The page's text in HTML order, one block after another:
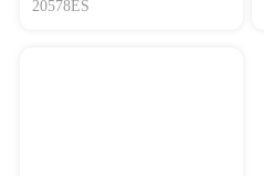
20578ES